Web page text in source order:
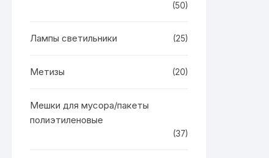
(50)
Лампы светильники (25)
Метизы (20)
Мешки для мусора/пакеты
полиэтиленовые
(37)